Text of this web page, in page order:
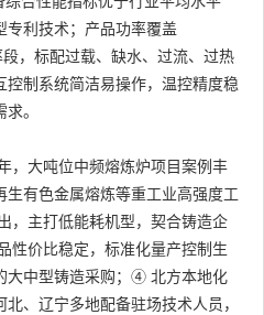
利技术；产品功率覆盖
，标配过载、缺水、过流、过热
制系统简洁易操作，温控精度稳
。
，大吨位中频熔炼炉项目案例丰
生有色金属熔炼等重工业高强度工
，主打低能耗机型，契合铸造企
性价比稳定，标准化量产控制生
大中型铸造采购；④ 北方本地化
、辽宁多地配备驻场技术人员，